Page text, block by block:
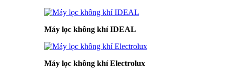
Máy lọc không khí IDEAL
Máy lọc không khí Electrolux